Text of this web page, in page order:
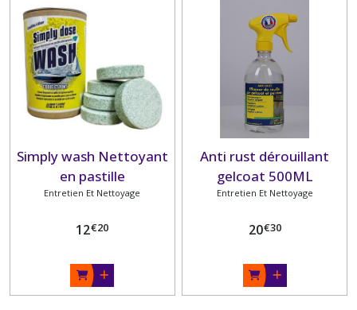
Simply wash Nettoyant
en pastille
effervescente coque et
Entretien Et Nettoyage
12€20
Anti rust dérouillant
gelcoat 500ML
Entretien Et Nettoyage
20€30